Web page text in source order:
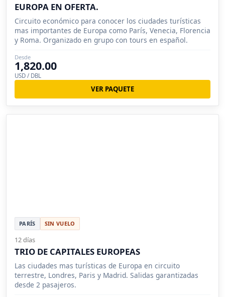
EUROPA EN OFERTA.
Circuito económico para conocer los ciudades turísticas
mas importantes de Europa como París, Venecia, Florencia
y Roma. Organizado en grupo con tours en español.
Desde
1,820.00
USD / DBL
VER PAQUETE
PARÍS SIN VUELO
12 días
TRIO DE CAPITALES EUROPEAS
Las ciudades mas turísticas de Europa en circuito
terrestre, Londres, Paris y Madrid. Salidas garantizadas
desde 2 pasajeros.